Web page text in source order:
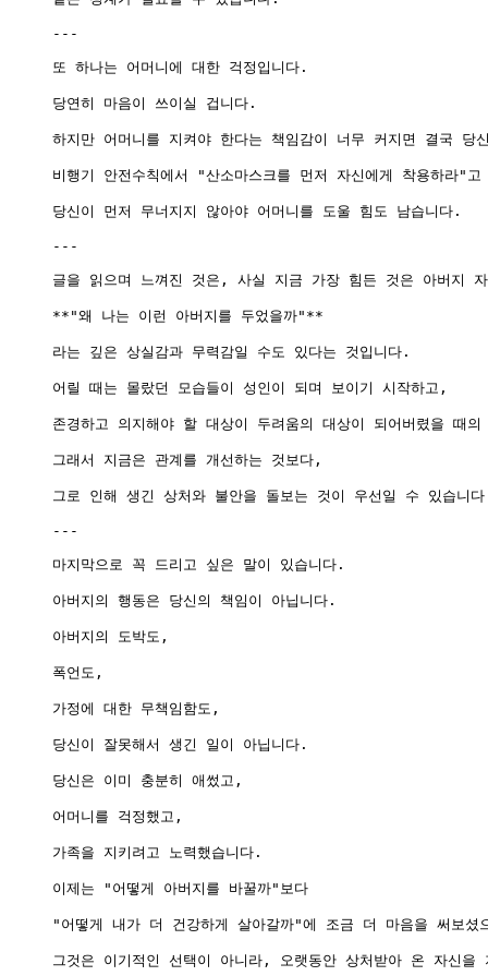
---
또 하나는 어머니에 대한 걱정입니다.
당연히 마음이 쓰이실 겁니다.
하지만 어머니를 지켜야 한다는 책임감이 너무 커지면 결국 당
비행기 안전수칙에서 "산소마스크를 먼저 자신에게 착용하라"
당신이 먼저 무너지지 않아야 어머니를 도울 힘도 남습니다.
---
글을 읽으며 느껴진 것은, 사실 지금 가장 힘든 것은 아버지 자
**"왜 나는 이런 아버지를 두었을까"**
라는 깊은 상실감과 무력감일 수도 있다는 것입니다.
어릴 때는 몰랐던 모습들이 성인이 되며 보이기 시작하고,
존경하고 의지해야 할 대상이 두려움의 대상이 되어버렸을 때
그래서 지금은 관계를 개선하는 것보다,
그로 인해 생긴 상처와 불안을 돌보는 것이 우선일 수 있습니
---
마지막으로 꼭 드리고 싶은 말이 있습니다.
아버지의 행동은 당신의 책임이 아닙니다.
아버지의 도박도,
폭언도,
가정에 대한 무책임함도,
당신이 잘못해서 생긴 일이 아닙니다.
당신은 이미 충분히 애썼고,
어머니를 걱정했고,
가족을 지키려고 노력했습니다.
이제는 "어떻게 아버지를 바꿀까"보다
"어떻게 내가 더 건강하게 살아갈까"에 조금 더 마음을 써보셨